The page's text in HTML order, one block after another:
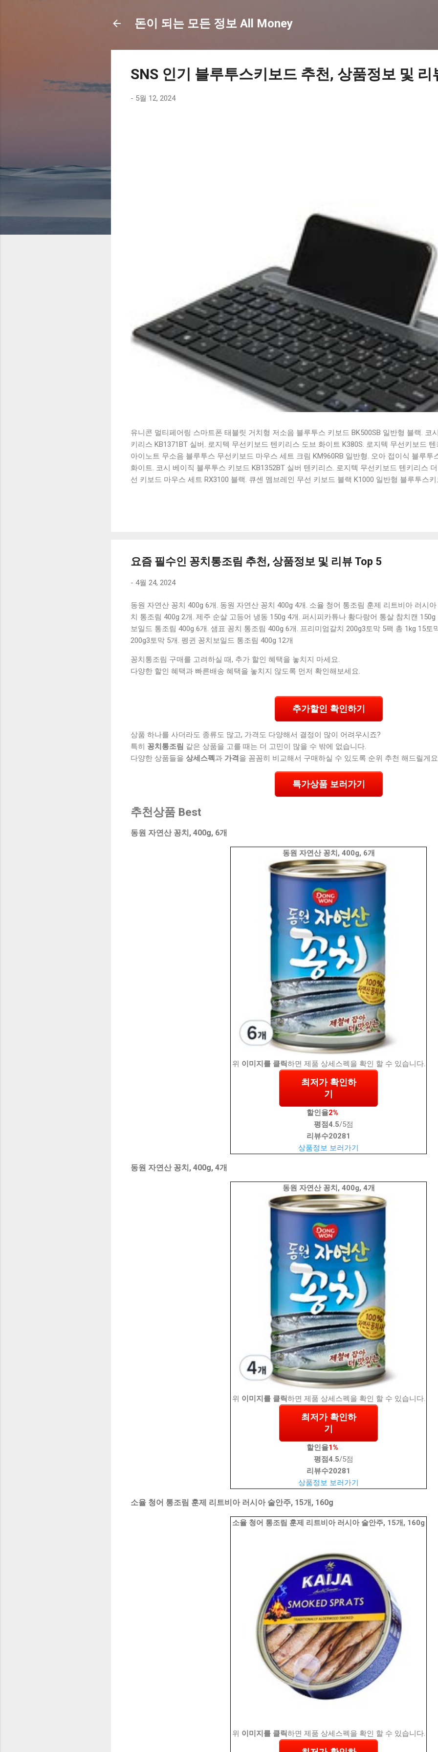
돈이 되는 모든 정보 All Money
SNS 인기 블루투스키보드 추천, 상품정보 및 리
- 5월 12, 2024
유니콘 멀티페어링 스마트폰 태블릿 거치형 저소음 블루투스 키보드 BK500SB 일반형 블랙. 코
키리스 KB1371BT 실버. 로지텍 무선키보드 텐키리스 도브 화이트 K380S. 로지텍 무선키보드
아이노트 무소음 블루투스 무선키보드 마우스 세트 크림 KM960RB 일반형. 오아 접이식 블루투
화이트. 코시 베이직 블루투스 키보드 KB1352BT 실버 텐키리스. 로지텍 무선키보드 텐키리스
선 키보드 마우스 세트 RX3100 블랙. 큐센 멤브레인 무선 키보드 블랙 K1000 일반형 블루투스
요즘 필수인 꽁치통조림 추천, 상품정보 및 리뷰 Top 5
- 4월 24, 2024
동원 자연산 꽁치 400g 6개. 동원 자연산 꽁치 400g 4개. 소율 청어 통조림 훈제 리트비아 러시
치 통조림 400g 2개. 제주 순살 고등어 냉동 150g 4개. 퍼시피카튜나 황다랑어 통살 참치캔
보일드 통조림 400g 6개. 샘표 꽁치 통조림 400g 6개. 프리미엄갈치 200g3토막 5팩 총 1kg 15토
200g3토막 5개. 펭귄 꽁치보일드 통조림 400g 12개
꽁치통조림 구매를 고려하실 때, 추가 할인 혜택을 놓치지 마세요.
다양한 할인 혜택과 빠른배송 혜택을 놓치지 않도록 먼저 확인해보세요.
추가할인 확인하기
상품 하나를 사더라도 종류도 많고, 가격도 다양해서 결정이 많이 어려우시죠?
특히 꽁치통조림 같은 상품을 고를 때는 더 고민이 많을 수 밖에 없습니다.
다양한 상품들을 상세스펙 과 가격 을 꼼꼼히 비교해서 구매하실 수 있도록 순위 추천 해드릴게
특가상품 보러가기
추천상품 Best
동원 자연산 꽁치, 400g, 6개
동원 자연산 꽁치, 400g, 6개
위 이미지를 클릭하면 제품 상세스펙을 확인 할 수 있습니다.
최저가 확인하
기
할인율2%
평점4.5/5점
리뷰수20281
상품정보 보러가기
동원 자연산 꽁치, 400g, 4개
동원 자연산 꽁치, 400g, 4개
위 이미지를 클릭하면 제품 상세스펙을 확인 할 수 있습니다.
최저가 확인하
기
할인율1%
평점4.5/5점
리뷰수20281
상품정보 보러가기
소율 청어 통조림 훈제 리트비아 러시아 술안주, 15개, 160g
소율 청어 통조림 훈제 리트비아 러시아 술안주, 15개, 160g
위 이미지를 클릭하면 제품 상세스펙을 확인 할 수 있습니다.